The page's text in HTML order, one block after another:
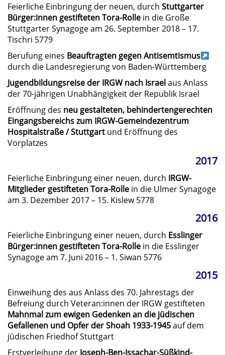
Feierliche Einbringung der neuen, durch Stuttgarter
Bürger:innen gestifteten Tora-Rolle in die Große
Stuttgarter Synagoge am 26. September 2018 – 17.
Tischri 5779
Berufung eines Beauftragten gegen Antisemtismus
durch die Landesregierung von Baden-Württemberg
Jugendbildungsreise der IRGW nach Israelaus Anlass
der 70-jährigen Unabhängigkeit der Republik Israel
Eröffnung des neu gestalteten, behindertengerechten
Eingangsbereichs zum IRGW-Gemeindezentrum
Hospitalstraße / Stuttgart und Eröffnung des
Vorplatzes
2017
Feierliche Einbringung einer neuen, durch IRGW-
Mitglieder gestifteten Tora-Rolle in die Ulmer Synagoge
am 3. Dezember 2017 – 15. Kislew 5778
2016
Feierliche Einbringung einer neuen, durch Esslinger
Bürger:innen gestifteten Tora-Rolle in die Esslinger
Synagoge am 7. Juni 2016 – 1. Siwan 5776
2015
Einweihung des aus Anlass des 70. Jahrestags der
Befreiung durch Veteran:innen der IRGW gestifteten
Mahnmal zum ewigen Gedenken an die jüdischen
Gefallenen und Opfer der Shoah 1933-1945auf dem
jüdischen Friedhof Stuttgart
Erstverleihung der Joseph-Ben-Issachar-Süßkind-